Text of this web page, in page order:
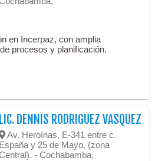
en Incerpaz, con amplia
procesos y planificación.
LIC. DENNIS RODRIGUEZ VASQUEZ
Av. Heroínas, E-341 entre c.
España y 25 de Mayo, (zona
- Cochabamba,